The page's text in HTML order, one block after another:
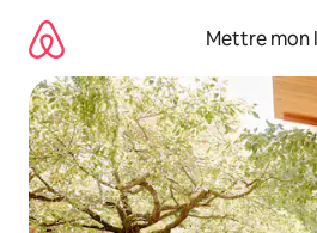
directement
contenu
Mettre mon